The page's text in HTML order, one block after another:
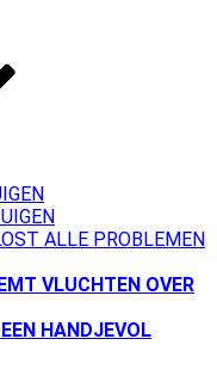
ALLE PROBLEMEN
VLUCHTEN OVER
EEN HANDJEVOL